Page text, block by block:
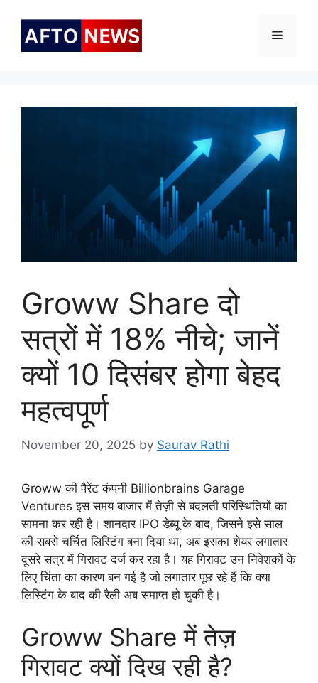
content
Menu
Groww Share दो
सत्रों में 18% नीचे; जानें
क्यों 10 दिसंबर होगा बेहद
महत्वपूर्ण
November 20, 2025 by Saurav Rathi
Groww की पैरेंट कंपनी Billionbrains Garage
Ventures इस समय बाजार में तेज़ी से बदलती परिस्थितियों का
सामना कर रही है। शानदार IPO डेब्यू के बाद, जिसने इसे साल
की सबसे चर्चित लिस्टिंग बना दिया था, अब इसका शेयर लगातार
दूसरे सत्र में गिरावट दर्ज कर रहा है। यह गिरावट उन निवेशकों के
लिए चिंता का कारण बन गई है जो लगातार पूछ रहे हैं कि क्या
लिस्टिंग के बाद की रैली अब समाप्त हो चुकी है।
Groww Share में तेज़
गिरावट क्यों दिख रही है?